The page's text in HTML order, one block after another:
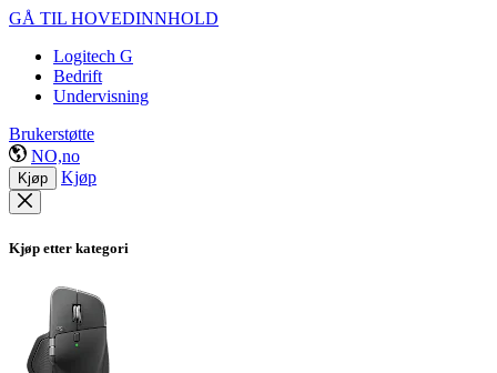
GÅ TIL HOVEDINNHOLD
Logitech G
Bedrift
Undervisning
Brukerstøtte
NO,no
Kjøp Kjøp
Kjøp etter kategori